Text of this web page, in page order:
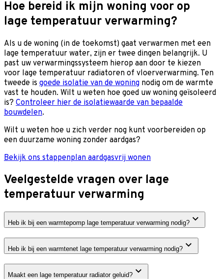
Hoe bereid ik mijn woning voor op
lage temperatuur verwarming?
Als u de woning (in de toekomst) gaat verwarmen met een
lage temperatuur water, zijn er twee dingen belangrijk. U
past uw verwarmingssysteem hierop aan door te kiezen
voor lage temperatuur radiatoren of vloerverwarming. Ten
tweede is goede isolatie van de woning nodig om de warmte
vast te houden. Wilt u weten hoe goed uw woning geïsoleerd
is? Controleer hier de isolatiewaarde van bepaalde
bouwdelen.
Wilt u weten hoe u zich verder nog kunt voorbereiden op
een duurzame woning zonder aardgas?
Bekijk ons stappenplan aardgasvrij wonen
Veelgestelde vragen over lage
temperatuur verwarming
Heb ik bij een warmtepomp lage temperatuur verwarming nodig?
Heb ik bij een warmtenet lage temperatuur verwarming nodig?
Maakt een lage temperatuur radiator geluid?